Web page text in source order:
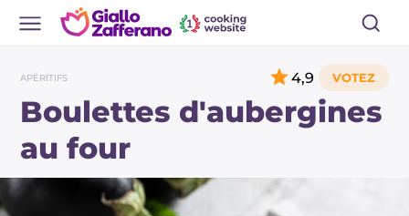
APÉRITIFS
Boulettes d'aubergines
au four
4,9